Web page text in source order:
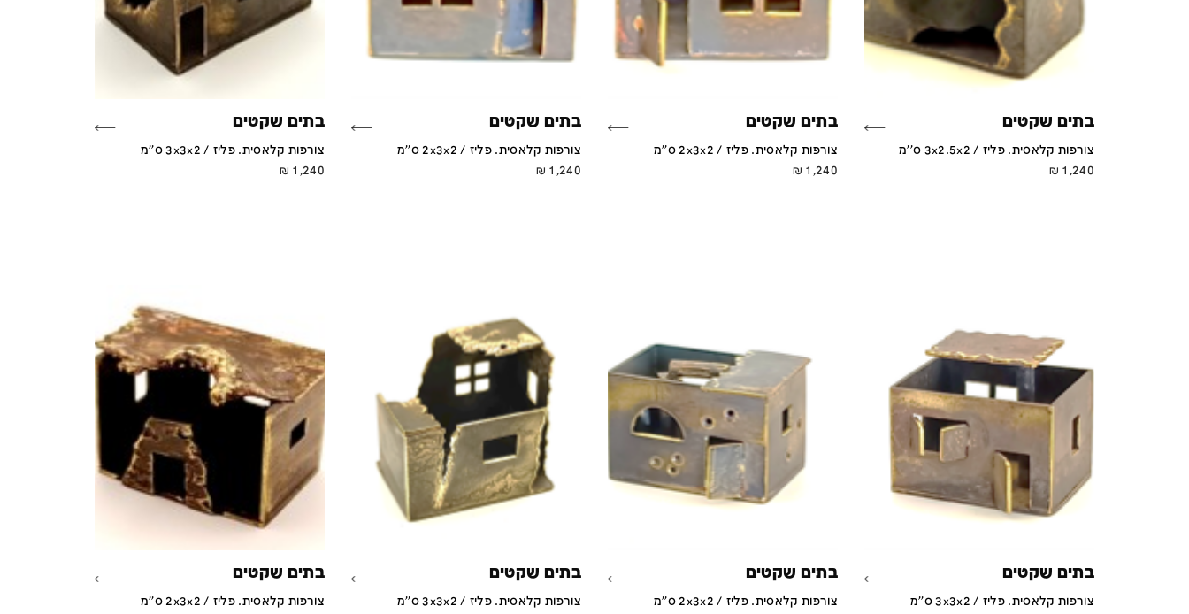
בתים שקטים
צורפות קלאסית. פליז / 3x2.5x2 ס''מ
1,240
₪
בתים שקטים
צורפות קלאסית. פליז / 2x3x2 ס''מ
1,240
₪
בתים שקטים
צורפות קלאסית. פליז / 2x3x2 ס''מ
1,240
₪
בתים שקטים
צורפות קלאסית. פליז / 3x3x2 ס''מ
1,240
₪
בתים שקטים
צורפות קלאסית. פליז / 3x3x2 ס''מ
בתים שקטים
צורפות קלאסית. פליז / 2x3x2 ס''מ
בתים שקטים
צורפות קלאסית. פליז / 3x3x2 ס''מ
בתים שקטים
צורפות קלאסית. פליז / 2x3x2 ס''מ